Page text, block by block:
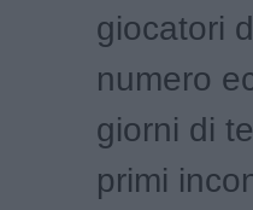
giocatori
numero
giorni di
primi